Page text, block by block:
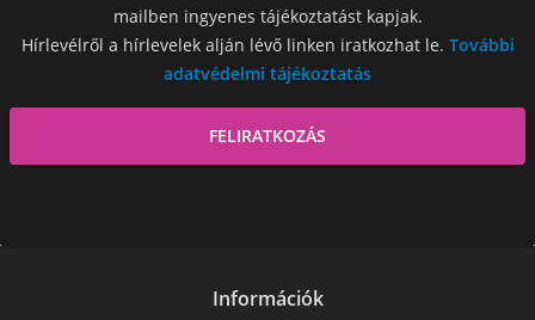
mailben ingyenes tájékoztatást kapjak.
Hírlevélről a hírlevelek alján lévő linken iratkozhat le. További
adatvédelmi tájékoztatás
Információk